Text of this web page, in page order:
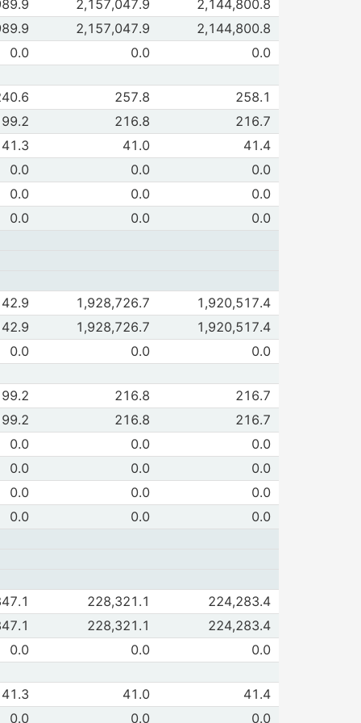
de Financiamiento total ( A + B )
Jun 20262,157,047.9 2,144,800.8
de A.Cartera de sectores residentes
Jun 20262,157,047.9 2,144,800.8
de B. Cartera asociada a programas de reestructura
0.0 0.0
0.0
de Personas físicas con act. empresarial
257.8 258.1
Vigente 216.8 216.7
Vencido
41.3 41.0 41.4
Total cetes
0.0 0.0 0.0
de Cetes especiales sector privado
0.0 0.0 0.0
de Cetes especiales estados y municipios
0.0 0.0
0.0
de Financiamiento total ( A + B )
Jun 20261,928,726.7 1,920,517.4
de A.Cartera de sectores residentes
Jun 20261,928,726.7 1,920,517.4
de B. Cartera asociada a programas de reestructura
0.0 0.0
0.0
de Personas físicas con act. empresarial
216.8 216.7
Vigente 216.8 216.7
Vencido
0.0 0.0 0.0
Total cetes
0.0 0.0 0.0
de Cetes especiales sec privado
0.0 0.0 0.0
de Cetes especiales estados y municipios
0.0 0.0
0.0
de Financiamiento total ( A + B )
Jun 2026228,321.1 224,283.4
de A.Cartera de sectores residentes
Jun 2026228,321.1 224,283.4
de B. Cartera asociada a programas de reestructura
0.0 0.0
0.0
de Personas físicas con act. empresarial
41.3 41.0 41.4
Vigente
0.0 0.0 0.0